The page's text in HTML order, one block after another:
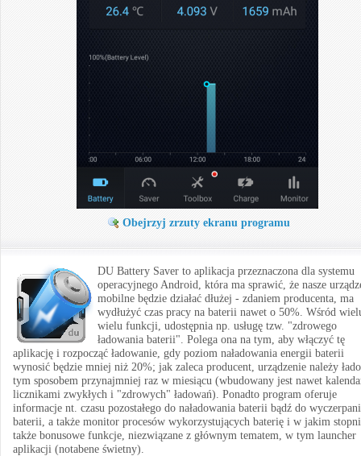
Obejrzyj zrzuty ekranu programu
DU Battery Saver to aplikacja przeznaczona dla systemu
operacyjnego Android, która ma sprawić, że nasze
mobilne będzie działać dłużej - zdaniem producenta, ma
wydłużyć czas pracy na baterii nawet o 50%. Wśród
wielu funkcji, udostępnia np. usługę tzw. "zdrowego
ładowania baterii". Polega ona na tym, aby włączyć tę
aplikację i rozpocząć ładowanie, gdy poziom naładowania energii baterii
wynosić będzie mniej niż 20%; jak zaleca producent, urządzenie należy
tym sposobem przynajmniej raz w miesiącu (wbudowany jest nawet
licznikami zwykłych i "zdrowych" ładowań). Ponadto program oferuje
informacje nt. czasu pozostałego do naładowania baterii bądź do
baterii, a także monitor procesów wykorzystujących baterię i w jakim
także bonusowe funkcje, niezwiązane z głównym tematem, w tym launcher
aplikacji (notabene świetny).